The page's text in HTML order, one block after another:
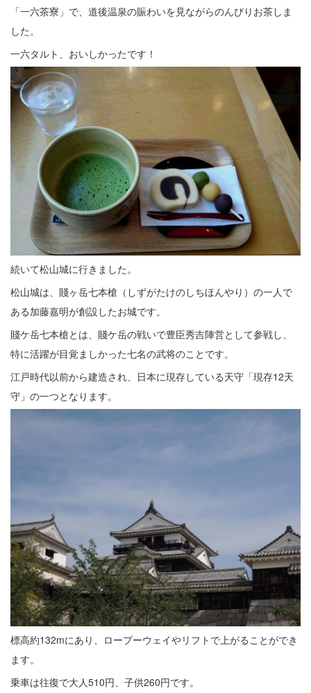
「一六茶寮」で、道後温泉の賑わいを見ながらのんびりお茶しま
した。
一六タルト、おいしかったです！
続いて松山城に行きました。
松山城は、賤ヶ岳七本槍（しずがたけのしちほんやり）の一人で
ある加藤嘉明が創設したお城です。
賤ケ岳七本槍とは、賤ケ岳の戦いで豊臣秀吉陣営として参戦し、
特に活躍が目覚ましかった七名の武将のことです。
江戸時代以前から建造され、日本に現存している天守「現存12天
守」の一つとなります。
標高約132mにあり、ロープーウェイやリフトで上がることができ
ます。
乗車は往復で大人510円、子供260円です。